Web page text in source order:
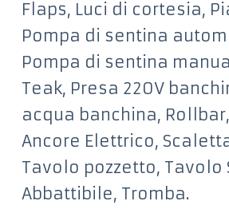
Flaps, Luci di cortesia,
Pompa di sentina
Pompa di sentina
Teak, Presa 220V
acqua banchina,
Ancore Elettrico,
Tavolo pozzetto, Tavolo
Abbattibile, Tromba.